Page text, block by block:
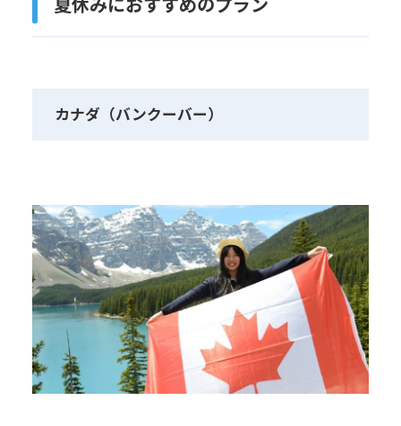
カナダ（バンクーバー）